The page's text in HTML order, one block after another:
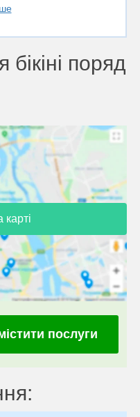
бікіні поряд
послуги